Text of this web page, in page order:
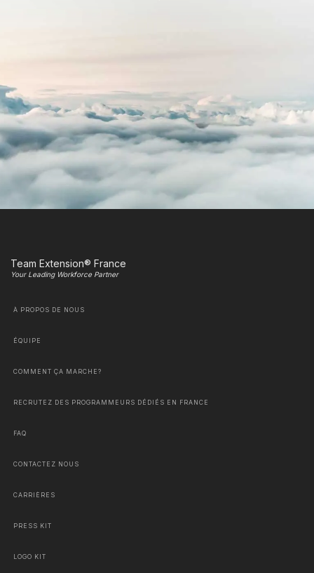
Team Extension® France
Your Leading Workforce Partner
À PROPOS DE NOUS
ÉQUIPE
COMMENT ÇA MARCHE?
RECRUTEZ DES PROGRAMMEURS DÉDIÉS EN FRANCE
FAQ
CONTACTEZ NOUS
CARRIÈRES
PRESS KIT
LOGO KIT